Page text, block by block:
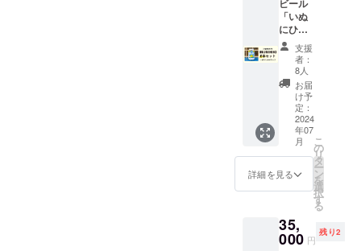
ださ
い。 ・
クラウ
ドファ
ンディ
ング終
了後、
詳細情
報を
メール
にてご
案内し
ます。
14時
~18時予
定 ・場
所：東
京都中
央区日
本橋本
町3-11-
COMMI
SSARY
NIHON
BASHI
・支援
費は各
自でご
ビール
「いぬ
にひ
き」6本
セット
（GF
IPA 1st
Batch
330ml
）+オリ
ジナル
マグ
カップ
付き
支援
者：
8人
お届
け予
定：
2024
年07
月
詳細を見る
こ
の
リ
タ
ー
ン
を
選
択
す
る
35,
000 円
残り2